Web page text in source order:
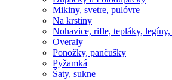
Mikiny, svetre, pulóvre
Na krstiny
Nohavice, rifle, tepláky,
Overaly
Ponožky, pančušky
Pyžamká
Šaty, sukne